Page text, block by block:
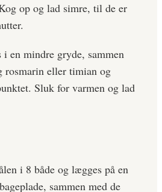
op og lad simre, til de er
en mindre gryde, sammen
rosmarin eller timian og
Sluk for varmen og lad
i 8 både og lægges på en
sammen med de